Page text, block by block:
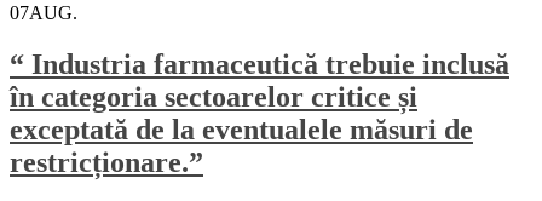
07AUG.
“ Industria farmaceutică trebuie inclusă
în categoria sectoarelor critice și
exceptată de la eventualele măsuri de
restricționare.”